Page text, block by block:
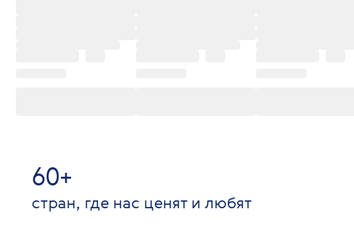
60+
стран, где нас ценят и любят